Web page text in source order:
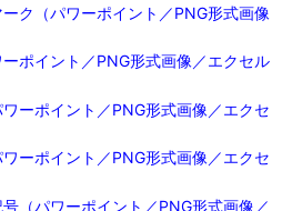
ク（パワーポイント／PNG形式画像
ポイント／PNG形式画像／エクセル
ーポイント／PNG形式画像／エクセ
ーポイント／PNG形式画像／エクセ
（パワーポイント／PNG形式画像／